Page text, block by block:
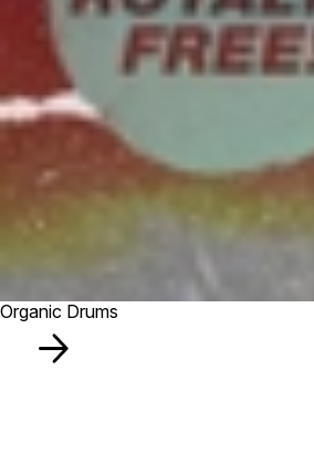
Organic Drums